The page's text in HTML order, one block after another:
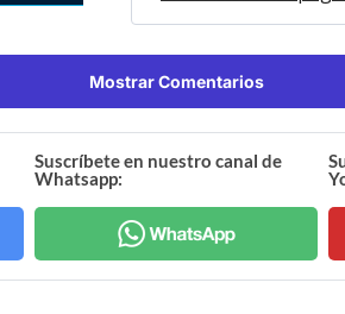
Mostrar Comentarios
Suscríbete en nuestro canal de
Whatsapp: